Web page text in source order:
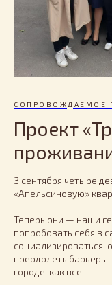
СОПРОВОЖДАЕМОЕ
Проект
3 сентября четыре
«Апельсиновую»
Теперь они — наши
попробовать себя в
социализироваться,
преодолеть
городе, как все !